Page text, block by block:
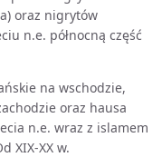
oraz nigrytów
n.e. północną część
na wschodzie,
oraz hausa
n.e. wraz z islamem
XIX-XX w.